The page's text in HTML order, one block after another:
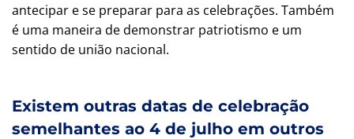
antecipar e se preparar para as celebrações. Também
é uma maneira de demonstrar patriotismo e um
sentido de união nacional.
Existem outras datas de celebração
semelhantes ao 4 de julho em outros